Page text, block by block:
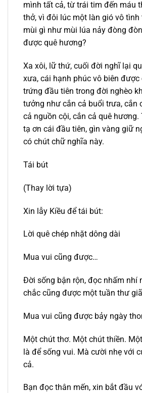
mình tất cả, từ trái tim đến máu
thở, vì đôi lúc một làn gió vô tình
mùi gì như mùi lúa nảy đòng
được quê hương?
Xa xôi, lữ thứ, cuối đời nghĩ lại
xưa, cái hạnh phúc vô biên được
trứng đầu tiên trong đời nghèo
tưởng như cắn cả buổi trưa, cắn
cả nguồn cội, cắn cả quê
tạ ơn cái đầu tiên, gìn vàng giữ
có chút chữ nghĩa này.
Tái bút
(Thay lời tựa)
Xin lẫy Kiều để tái bút:
Lời quê chép nhặt dông dài
Mua vui cũng được…
Đời sống bận rộn, đọc nhấm nhí
chắc cũng được một tuần thư
Mua vui cũng được bảy ngày
Một chút thơ. Một chút thiền.
là để sống vui. Mà cười nhẹ với
cả.
Bạn đọc thân mến, xin bắt đầu